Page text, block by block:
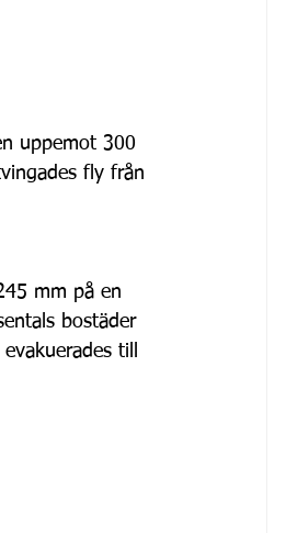
uppemot 300
fly från
mm på en
bostäder
till